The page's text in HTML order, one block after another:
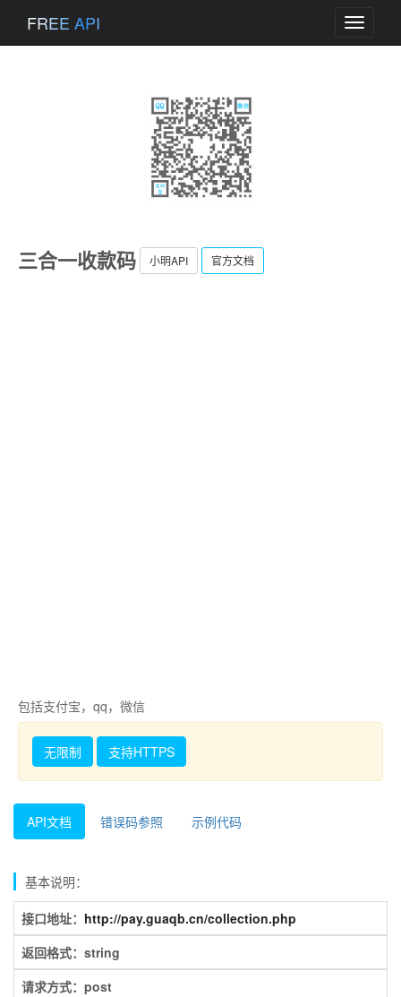
Toggle
FREE API
三合一收款码 小明API 官方文档
包括支付宝，qq，微信
无限制 支持HTTPS
API文档 错误码参照 示例代码
基本说明：
接口地址： http://pay.guaqb.cn/collection.php
返回格式：string
请求方式：post